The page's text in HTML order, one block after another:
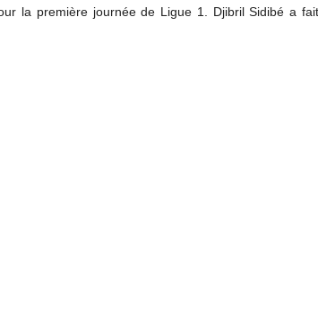
la première journée de Ligue 1. Djibril Sidibé a